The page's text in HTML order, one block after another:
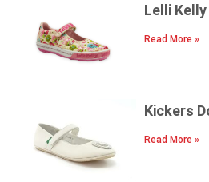
Lelli Kelly
Read More »
Kickers
Read More »